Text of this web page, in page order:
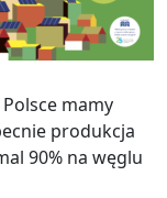
mamy
produkcja
90% na węglu